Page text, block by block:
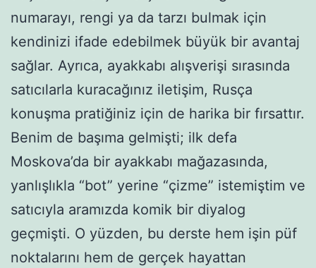
numarayı, rengi ya da tarzı bulmak için
kendinizi ifade edebilmek büyük bir avantaj
sağlar. Ayrıca, ayakkabı alışverişi sırasında
satıcılarla kuracağınız iletişim, Rusça
konuşma pratiğiniz için de harika bir fırsattır.
Benim de başıma gelmişti; ilk defa
Moskova’da bir ayakkabı mağazasında,
yanlışlıkla “bot” yerine “çizme” istemiştim ve
satıcıyla aramızda komik bir diyalog
geçmişti. O yüzden, bu derste hem işin püf
noktalarını hem de gerçek hayattan